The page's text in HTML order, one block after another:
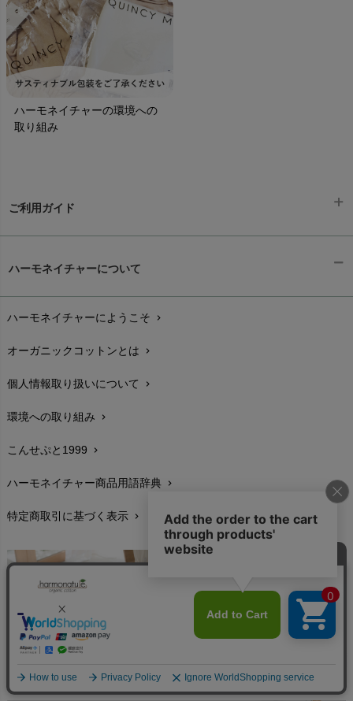
ハーモネイチャーの環境への
取り組み
ご利用ガイド
配送と送料chevron_right
在庫状況と発送予定chevron_right
サイズ・寸法chevron_right
生地・素材chevron_right
お手入れについて
レビューを書こうchevron_right
返品交換chevron_right
FAXでのご注文
お問い合わせchevron_right
ハーモネイチャーについて
ハーモネイチャーにようこそ chevron_right
オーガニックコットンとは chevron_right
個人情報取り扱いについて chevron_right
環境への取り組み chevron_right
こんせぷと1999 chevron_right
ハーモネイチャー商品用語辞典 chevron_right
特定商取引に基づく表示 chevron_right